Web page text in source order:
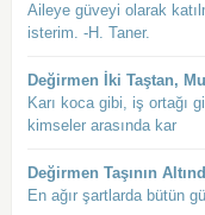
Aileye güveyi olarak
isterim. -H. Taner.
Değirmen İki Taştan,
Karı koca gibi, iş ortağı
kimseler arasında kar
Değirmen Taşının
En ağır şartlarda bütün